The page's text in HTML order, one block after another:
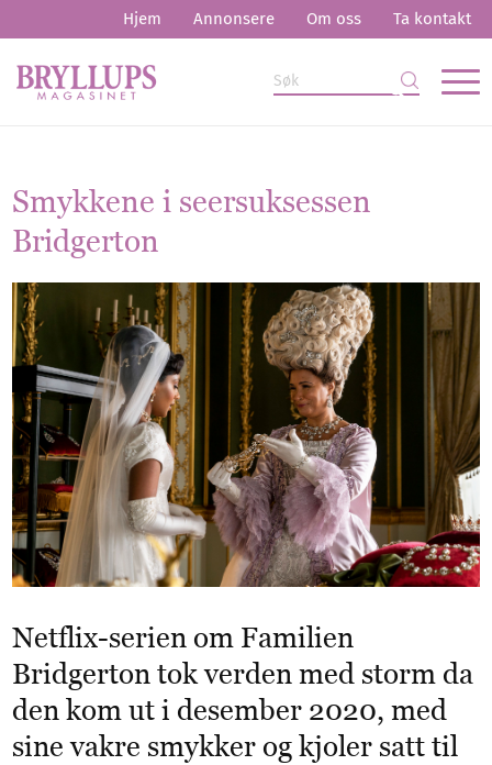
Hjem Annonsere Om oss Ta kontakt
Smykkene i seersuksessen
Bridgerton
Netflix-serien om Familien
Bridgerton tok verden med storm da
den kom ut i desember 2020, med
sine vakre smykker og kjoler satt til